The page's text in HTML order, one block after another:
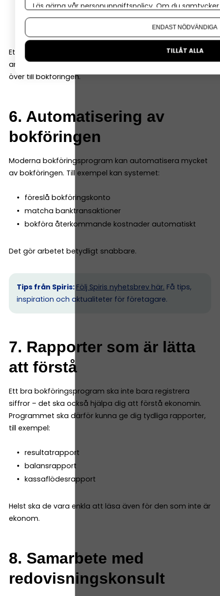
CRM-system
betalningslösningar
Ett bra bokföringsprogram ska kunna integreras med
andra verktyg så att informationen automatiskt förs
över till bokföringen.
6. Automatisering av
bokföringen
Moderna bokföringsprogram kan automatisera mycket
av bokföringen. Till exempel kan systemet:
föreslå bokföringskonto
matcha banktransaktioner
bokföra återkommande kostnader automatiskt
Det gör arbetet betydligt snabbare.
Tips från Spiris: Följ Spiris nyhetsbrev här. Få tips,
inspiration och aktualiteter för företagare.
7. Rapporter som är lätta
att förstå
Ett bra bokföringsprogram ska inte bara registrera
siffror – det ska också hjälpa dig att förstå ekonomin.
Programmet ska därför kunna ge dig tydliga rapporter,
till exempel:
resultatrapport
balansrapport
kassaflödesrapport
Helst ska de vara enkla att läsa även för den som inte är
ekonom.
8. Samarbete med
redovisningskonsult
Läs gärna vår personuppgiftspolicy. Om du
Om du vill ändra ditt val i efterhand hittar du den
ENDAST NÖDVÄNDIGA
TILLÅT ALLA